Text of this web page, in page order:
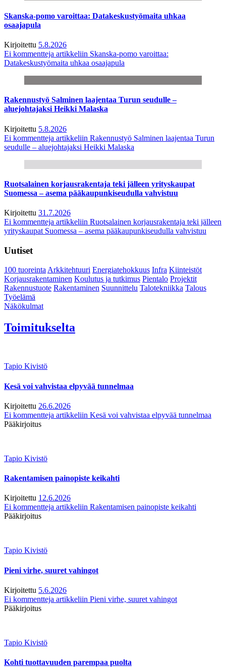
Skanska-pomo varoittaa: Datakeskustyömaita uhkaa
osaajapula
Kirjoitettu 5.8.2026
Ei kommentteja artikkeliin Skanska-pomo varoittaa:
Datakeskustyömaita uhkaa osaajapula
Rakennustyö Salminen laajentaa Turun seudulle –
aluejohtajaksi Heikki Malaska
Kirjoitettu 5.8.2026
Ei kommentteja artikkeliin Rakennustyö Salminen laajentaa Turun
seudulle – aluejohtajaksi Heikki Malaska
Ruotsalainen korjausrakentaja teki jälleen yrityskaupat
Suomessa – asema pääkaupunkiseudulla vahvistuu
Kirjoitettu 31.7.2026
Ei kommentteja artikkeliin Ruotsalainen korjausrakentaja teki jälleen
yrityskaupat Suomessa – asema pääkaupunkiseudulla vahvistuu
Uutiset
100 tuoreintaArkkitehtuuri Energiatehokkuus Infra Kiinteistöt
Korjausrakentaminen Koulutus ja tutkimus Pientalo Projektit
Rakennustuote Rakentaminen Suunnittelu Talotekniikka Talous
Työelämä
Näkökulmat
Toimitukselta
Tapio Kivistö
Kesä voi vahvistaa elpyvää tunnelmaa
Kirjoitettu 26.6.2026
Ei kommentteja artikkeliin Kesä voi vahvistaa elpyvää tunnelmaa
Pääkirjoitus
Tapio Kivistö
Rakentamisen painopiste keikahti
Kirjoitettu 12.6.2026
Ei kommentteja artikkeliin Rakentamisen painopiste keikahti
Pääkirjoitus
Tapio Kivistö
Pieni virhe, suuret vahingot
Kirjoitettu 5.6.2026
Ei kommentteja artikkeliin Pieni virhe, suuret vahingot
Pääkirjoitus
Tapio Kivistö
Kohti tuottavuuden parempaa puolta